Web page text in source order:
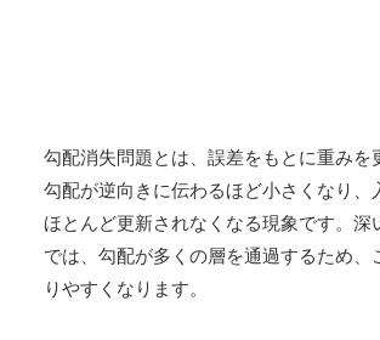
勾配消失問題とは、誤差をもとに重みを
勾配が逆向きに伝わるほど小さくなり、
ほとんど更新されなくなる現象です。深
では、勾配が多くの層を通過するため、
りやすくなります。